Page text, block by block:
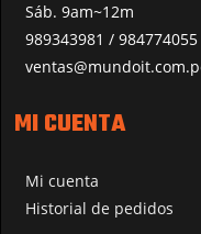
Sáb. 9am~12m
989343981 / 984774055
MI CUENTA
Mi cuenta
Historial de pedidos